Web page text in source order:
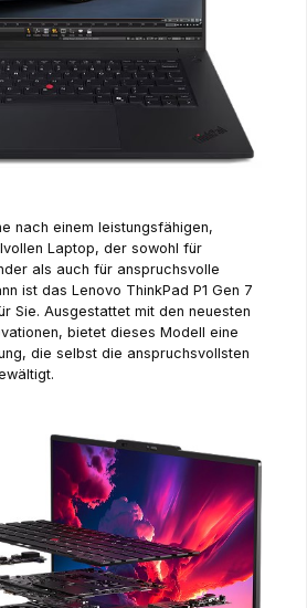
nach einem leistungsfähigen,
Laptop, der sowohl für
als auch für anspruchsvolle
ist das Lenovo ThinkPad P1 Gen 7
Sie. Ausgestattet mit den neuesten
bietet dieses Modell eine
die selbst die anspruchsvollsten